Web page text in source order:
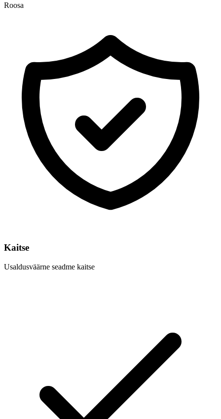
Roosa
Kaitse
Usaldusväärne seadme kaitse